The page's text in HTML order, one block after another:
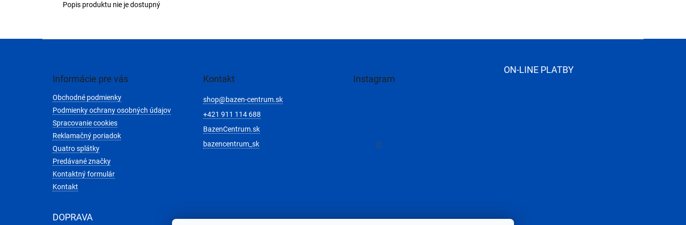
R
Popis produktu nie je dostupný
Informácie pre vás
Obchodné podmienky
Podmienky ochrany osobných údajov
Spracovanie cookies
Reklamačný poriadok
Quatro splátky
Predávané značky
Kontaktný formulár
Kontakt
Kontakt
shop@bazen-centrum.sk
+421 911 114 688
BazenCentrum.sk
bazencentrum_sk
Instagram
ON-LINE PLATBY
DOPRAVA